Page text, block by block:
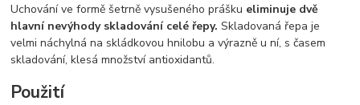
Uchování ve formě šetrně vysušeného prášku eliminuje dvě
hlavní nevýhody skladování celé řepy.Skladovaná řepa je
velmi náchylná na skládkovou hnilobu a výrazně u ní, s časem
skladování, klesá množství antioxidantů.
Použití